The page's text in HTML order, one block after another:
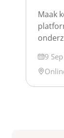
Maak
de
Datum
9
Locatie